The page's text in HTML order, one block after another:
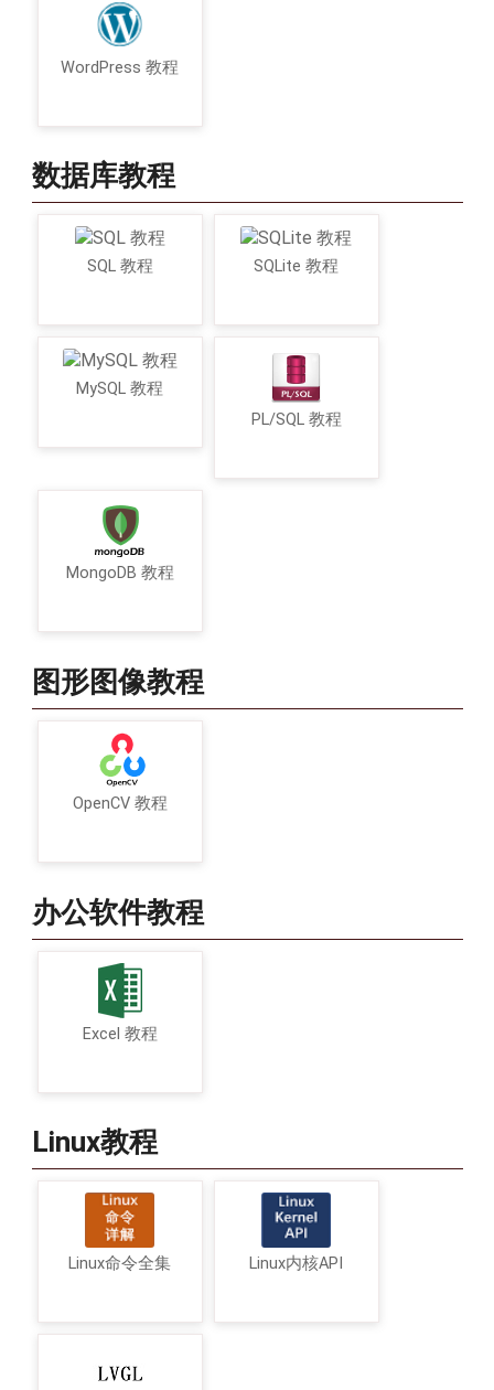
WordPress 教程
数据库教程
SQL 教程 SQLite 教程
MySQL 教程
PL/SQL 教程
MongoDB 教程
图形图像教程
OpenCV 教程
办公软件教程
Excel 教程
Linux教程
Linux命令全集 Linux内核API